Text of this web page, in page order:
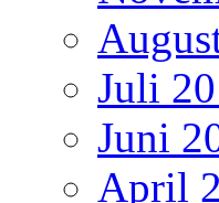
Juli
Juni
April